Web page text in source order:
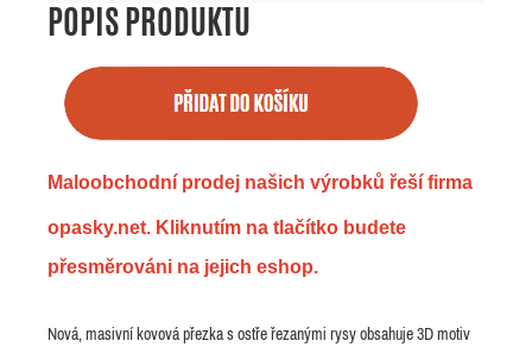
POPIS PRODUKTU
Maloobchodní prodej našich výrobků řeší firma
opasky.net. Kliknutím na tlačítko budete
přesměrováni na jejich eshop.
Nová, masivní kovová přezka s ostře řezanými rysy obsahuje 3D motiv